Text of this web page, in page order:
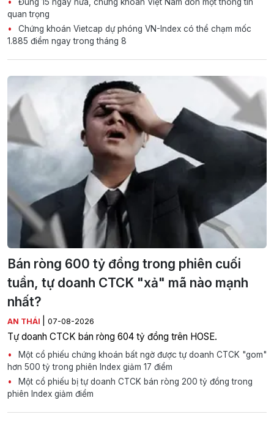
quan trọng
Chứng khoán Vietcap dự phóng VN-Index có thể chạm mốc
1.885 điểm ngay trong tháng 8
Bán ròng 600 tỷ đồng trong phiên cuối
tuần, tự doanh CTCK "xả" mã nào mạnh
nhất?
AN THÁI 07-08-2026
Tự doanh CTCK bán ròng 604 tỷ đồng trên HOSE.
Một cổ phiếu chứng khoán bất ngờ được tự doanh CTCK "gom"
hơn 500 tỷ trong phiên Index giảm 17 điểm
Một cổ phiếu bị tự doanh CTCK bán ròng 200 tỷ đồng trong
phiên Index giảm điểm